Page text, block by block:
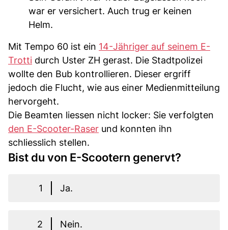
war er versichert. Auch trug er keinen
Helm.
Mit Tempo 60 ist ein 14-Jähriger auf seinem E-
Trotti durch Uster ZH gerast. Die Stadtpolizei
wollte den Bub kontrollieren. Dieser ergriff
jedoch die Flucht, wie aus einer Medienmitteilung
hervorgeht.
Die Beamten liessen nicht locker: Sie verfolgten
den E-Scooter-Raser und konnten ihn
schliesslich stellen.
Bist du von E-Scootern genervt?
1 Ja.
2
Nein.